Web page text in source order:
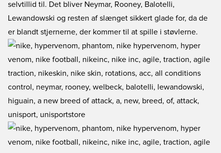
selvtillid til. Det bliver Neymar, Rooney, Balotelli,
Lewandowski og resten af slænget sikkert glade for, da de
er blandt stjernerne, der kommer til at spille i støvlerne.